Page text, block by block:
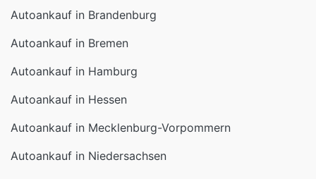
Autoankauf in Hamburg
Autoankauf in Hessen
Autoankauf in Mecklenburg-Vorpommern
Autoankauf in Niedersachsen
Autoankauf in Nordrhein-Westfalen
Autoankauf in Rheinland-Pfalz